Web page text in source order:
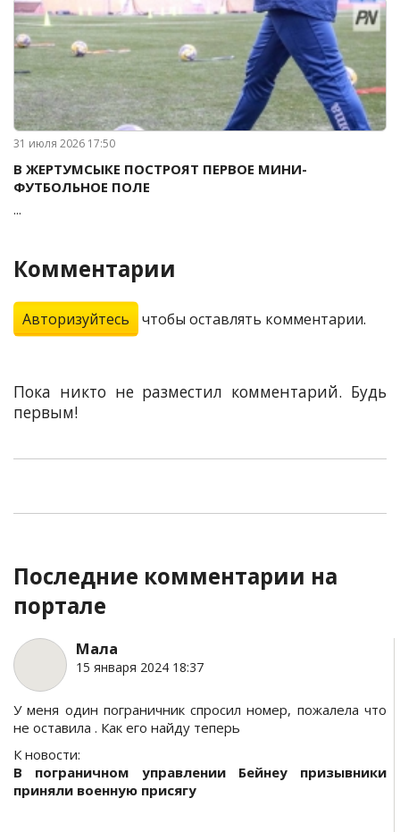
31 июля 2026 17:50
В ЖЕРТУМСЫКЕ ПОСТРОЯТ ПЕРВОЕ МИНИ-
ФУТБОЛЬНОЕ ПОЛЕ
...
Комментарии
Авторизуйтесь чтобы оставлять комментарии.
Пока никто не разместил комментарий. Будь
первым!
Последние комментарии на
портале
Мала
15 января 2024 18:37
У меня один пограничник спросил номер, пожалела что
не оставила . Как его найду теперь
К новости:
В пограничном управлении Бейнеу призывники
приняли военную присягу